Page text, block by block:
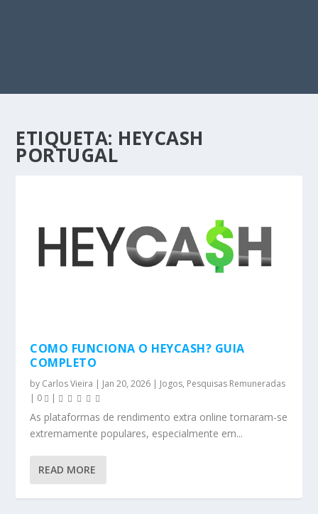
ETIQUETA: HEYCASH
PORTUGAL
COMO FUNCIONA O HEYCASH? GUIA
COMPLETO
by Carlos Vieira | Jan 20, 2026 | Jogos, Pesquisas Remuneradas
| 0 |
As plataformas de rendimento extra online tornaram-se
extremamente populares, especialmente em...
READ MORE